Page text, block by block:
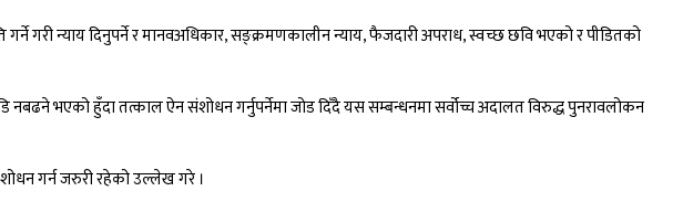
गरी न्याय दिनुपर्ने र मानवअधिकार, सङ्क्रमणकालीन न्याय, फैजदारी अपराध, स्वच्छ छवि भएको र पीडितको
भएको हुँदा तत्काल ऐन संशोधन गर्नुपर्नेमा जोड दिँदै यस सम्बन्धनमा सर्वोच्च अदालत विरुद्ध पुनरावलोकन
गर्न जरुरी रहेको उल्लेख गरे ।